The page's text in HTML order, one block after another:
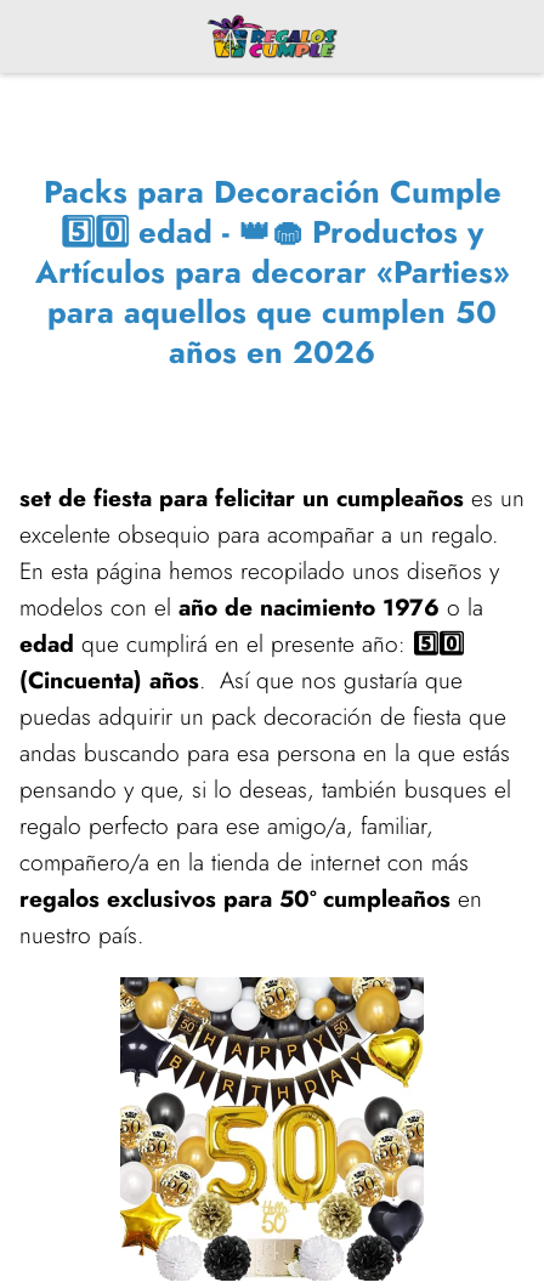
Packs para Decoración Cumple
5️⃣0️⃣ edad - 👑🧁 Productos y
Artículos para decorar «Parties»
para aquellos que cumplen 50
años en 2026
set de fiesta para felicitar un cumpleaños es un
excelente obsequio para acompañar a un regalo.
En esta página hemos recopilado unos diseños y
modelos con el año de nacimiento 1976 o la
edad que cumplirá en el presente año: 5️⃣0️⃣
(Cincuenta) años. Así que nos gustaría que
puedas adquirir un pack decoración de fiesta que
andas buscando para esa persona en la que estás
pensando y que, si lo deseas, también busques el
regalo perfecto para ese amigo/a, familiar,
compañero/a en la tienda de internet con más
regalos exclusivos para 50º cumpleaños en
nuestro país.